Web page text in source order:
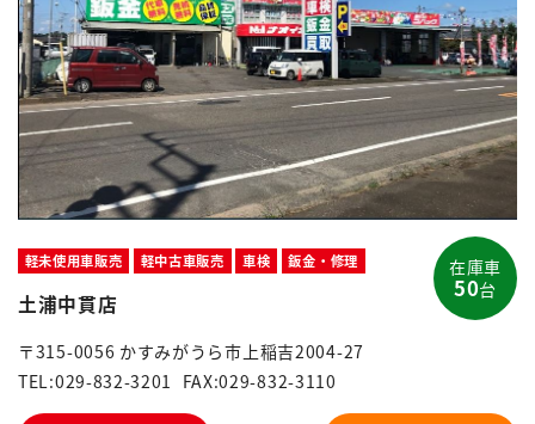
軽未使用車販売 軽中古車販売 車検 鈑金・修理
土浦中貫店
〒315-0056 かすみがうら市上稲吉2004-27
TEL:029-832-3201
FAX:029-832-3110
在庫車
50台